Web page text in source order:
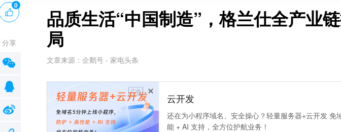
品质生活“中国制造”，格兰仕全产业
局
文章来源： 企鹅号 - 家电头条
广告
云开发
还在为小程序域名、安全操心？轻量服务器+云开发 免
能 + AI 支持，全方位护航业务！
0
分享